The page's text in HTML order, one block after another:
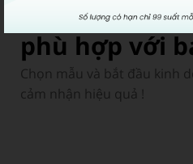
Những mẫu
phù hợp với
Chọn mẫu và bắt đầu kinh
cảm nhận hiệu quả !